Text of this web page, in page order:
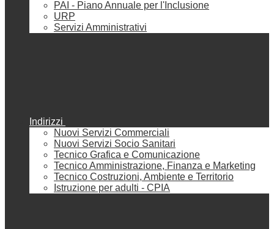
PAI - Piano Annuale per l'Inclusione
URP
Servizi Amministrativi
Indirizzi
Nuovi Servizi Commerciali
Nuovi Servizi Socio Sanitari
Tecnico Grafica e Comunicazione
Tecnico Amministrazione, Finanza e Marketing
Tecnico Costruzioni, Ambiente e Territorio
Istruzione per adulti - CPIA